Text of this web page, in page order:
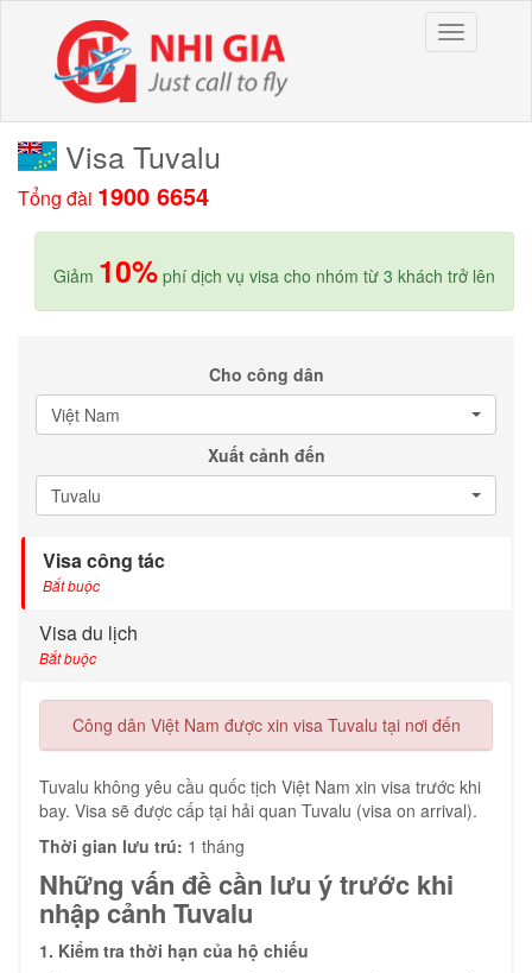
Toggle
navigation
Visa Tuvalu
Tổng đài 1900 6654
Giảm 10% phí dịch vụ visa cho nhóm từ 3 khách trở lên
Cho công dân
Việt Nam
Xuất cảnh đến
Tuvalu
Visa công tác
Bắt buộc
Visa du lịch
Bắt buộc
Công dân Việt Nam được xin visa Tuvalu tại nơi đến
Tuvalu không yêu cầu quốc tịch Việt Nam xin visa trước khi
bay. Visa sẽ được cấp tại hải quan Tuvalu (visa on arrival).
Thời gian lưu trú: 1 tháng
Những vấn đề cần lưu ý trước khi
nhập cảnh Tuvalu
1. Kiểm tra thời hạn của hộ chiếu